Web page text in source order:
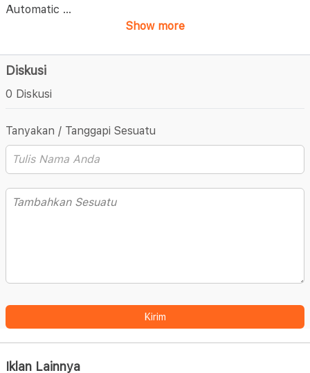
Automatic ...
Show more
Diskusi
0 Diskusi
Tanyakan / Tanggapi Sesuatu
Kirim
Iklan Lainnya